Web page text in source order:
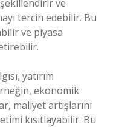
ve
tercih edebilir. Bu
ve piyasa
yatırım
ekonomik
maliyet artışlarını
kısıtlayabilir. Bu